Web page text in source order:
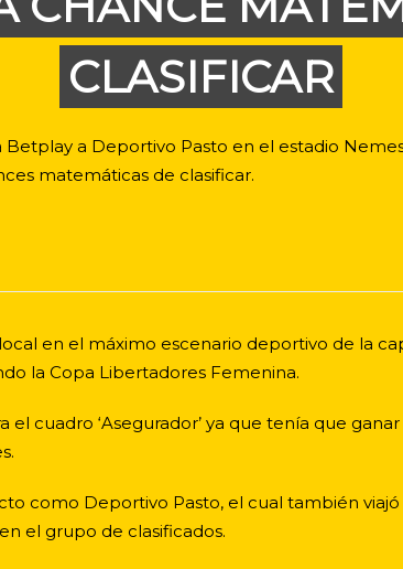
CLASIFICAR
a Deportivo Pasto en el estadio
matemáticas de clasificar.
en el máximo escenario deportivo de la
la Copa Libertadores Femenina.
el cuadro ‘Asegurador’ ya que tenía que
como Deportivo Pasto, el cual también
el grupo de clasificados.